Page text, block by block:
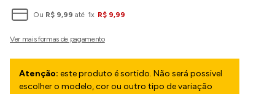
Ou R$ 9,99 até 1x R$ 9,99
Atenção: este produto é sortido. Não será possivel
escolher o modelo, cor ou outro tipo de variação